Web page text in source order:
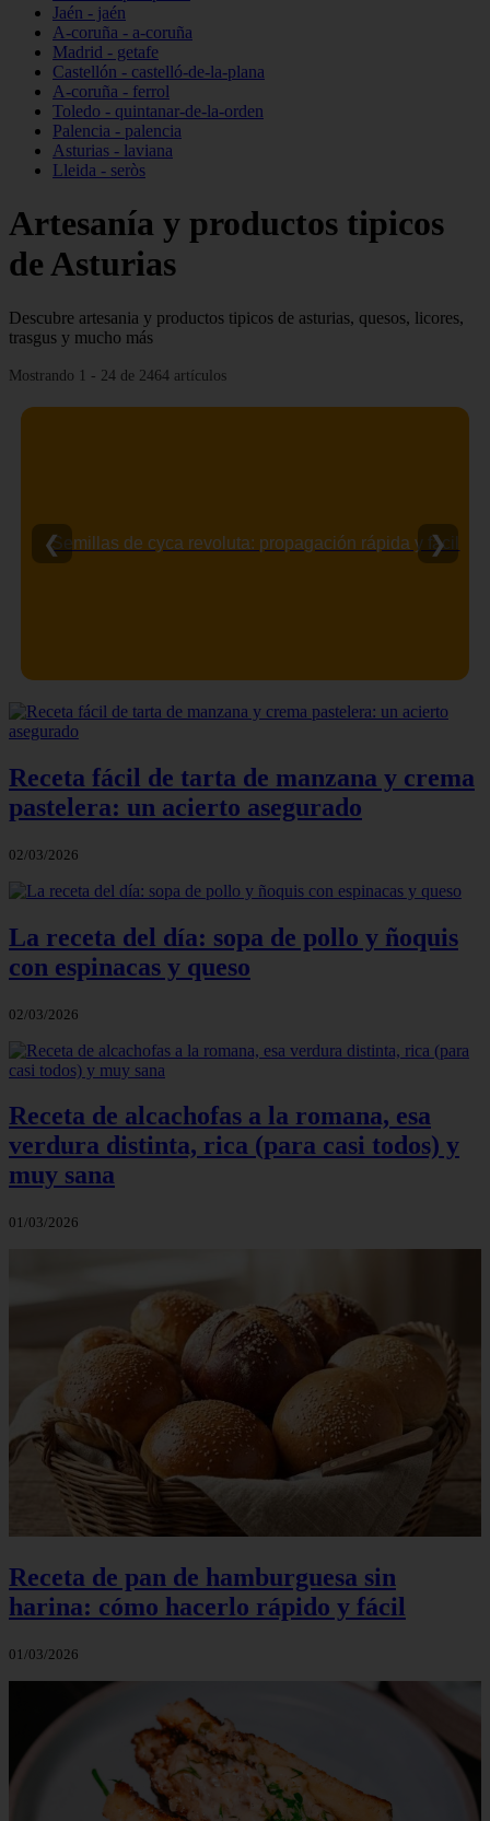
Jaén - jaén
A-coruña - a-coruña
Madrid - getafe
Castellón - castelló-de-la-plana
A-coruña - ferrol
Toledo - quintanar-de-la-orden
Palencia - palencia
Asturias - laviana
Lleida - seròs
Artesanía y productos tipicos
de Asturias
Descubre artesania y productos tipicos de asturias, quesos, licores,
trasgus y mucho más
Mostrando 1 - 24 de 2464 artículos
Semillas de cyca revoluta: propagación rápida y fácil
❮ ❯
Receta fácil de tarta de manzana y crema
pastelera: un acierto asegurado
02/03/2026
La receta del día: sopa de pollo y ñoquis
con espinacas y queso
02/03/2026
Receta de alcachofas a la romana, esa
verdura distinta, rica (para casi todos) y
muy sana
01/03/2026
Receta de pan de hamburguesa sin
harina: cómo hacerlo rápido y fácil
01/03/2026